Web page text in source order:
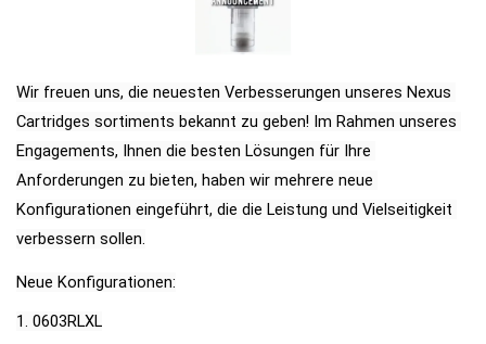
Wir freuen uns, die neuesten Verbesserungen unseres Nexus
Cartridges sortiments bekannt zu geben! Im Rahmen unseres
Engagements, Ihnen die besten Lösungen für Ihre
Anforderungen zu bieten, haben wir mehrere neue
Konfigurationen eingeführt, die die Leistung und Vielseitigkeit
verbessern sollen.
Neue Konfigurationen:
1. 0603RLXL